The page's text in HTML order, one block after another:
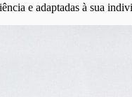
e adaptadas à sua